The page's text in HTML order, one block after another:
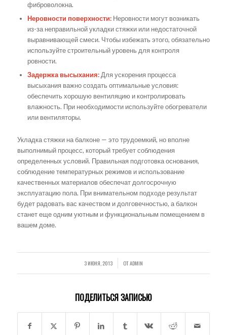
фиброволокна.
Неровности поверхности:Неровности могут возникать
из-за неправильной укладки стяжки или недостаточной
выравнивающей смеси. Чтобы избежать этого, обязательно
используйте строительный уровень для контроля
ровности.
Задержка высыхания:Для ускорения процесса
высыхания важно создать оптимальные условия:
обеспечить хорошую вентиляцию и контролировать
влажность. При необходимости используйте обогреватели
или вентиляторы.
Укладка стяжки на балконе — это трудоемкий, но вполне
выполнимый процесс, который требует соблюдения
определенных условий. Правильная подготовка основания,
соблюдение температурных режимов и использование
качественных материалов обеспечат долгосрочную
эксплуатацию пола. При внимательном подходе результат
будет радовать вас качеством и долговечностью, а балкон
станет еще одним уютным и функциональным помещением в
вашем доме.
3 ИЮНЯ, 2013
/ ОТADMIN
ПОДЕЛИТЬСЯ ЗАПИСЬЮ